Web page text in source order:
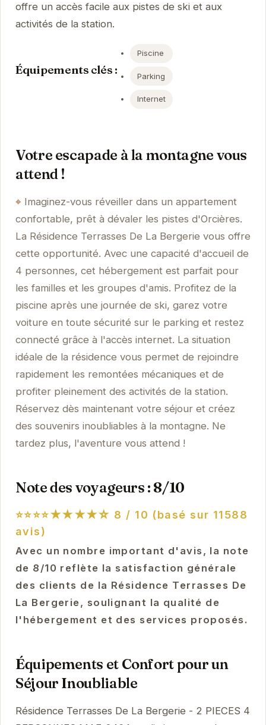
offre un accès facile aux pistes de ski et aux
activités de la station.
Équipements clés :
Piscine
Parking
Internet
Votre escapade à la montagne vous
attend !
Imaginez-vous réveiller dans un appartement
confortable, prêt à dévaler les pistes d'Orcières.
La Résidence Terrasses De La Bergerie vous offre
cette opportunité. Avec une capacité d'accueil de
4 personnes, cet hébergement est parfait pour
les familles et les groupes d'amis. Profitez de la
piscine après une journée de ski, garez votre
voiture en toute sécurité sur le parking et restez
connecté grâce à l'accès internet. La situation
idéale de la résidence vous permet de rejoindre
rapidement les remontées mécaniques et de
profiter pleinement des activités de la station.
Réservez dès maintenant votre séjour et créez
des souvenirs inoubliables à la montagne. Ne
tardez plus, l'aventure vous attend !
Note des voyageurs : 8/10
⭐⭐⭐⭐★★★★☆ 8 / 10 (basé sur 11588
avis)
Avec un nombre important d'avis, la note
de 8/10 reflète la satisfaction générale
des clients de la Résidence Terrasses De
La Bergerie, soulignant la qualité de
l'hébergement et des services proposés.
Équipements et Confort pour un
Séjour Inoubliable
Résidence Terrasses De La Bergerie - 2 PIECES 4